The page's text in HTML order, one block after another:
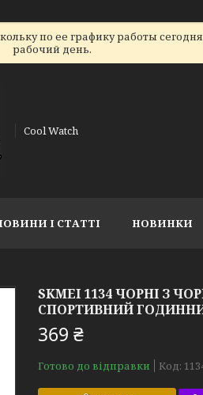
по ее графику работы
рабочий день.
Cool Watch
І СТАТТІ НОВИНКИ
SKMEI 1134 ЧОРНІ З
СПОРТИВНИЙ
369 ₴
Готово до відправки Код: